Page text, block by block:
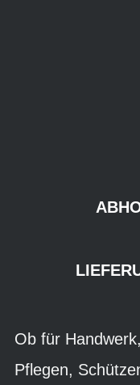
Ob für
Pflegen,